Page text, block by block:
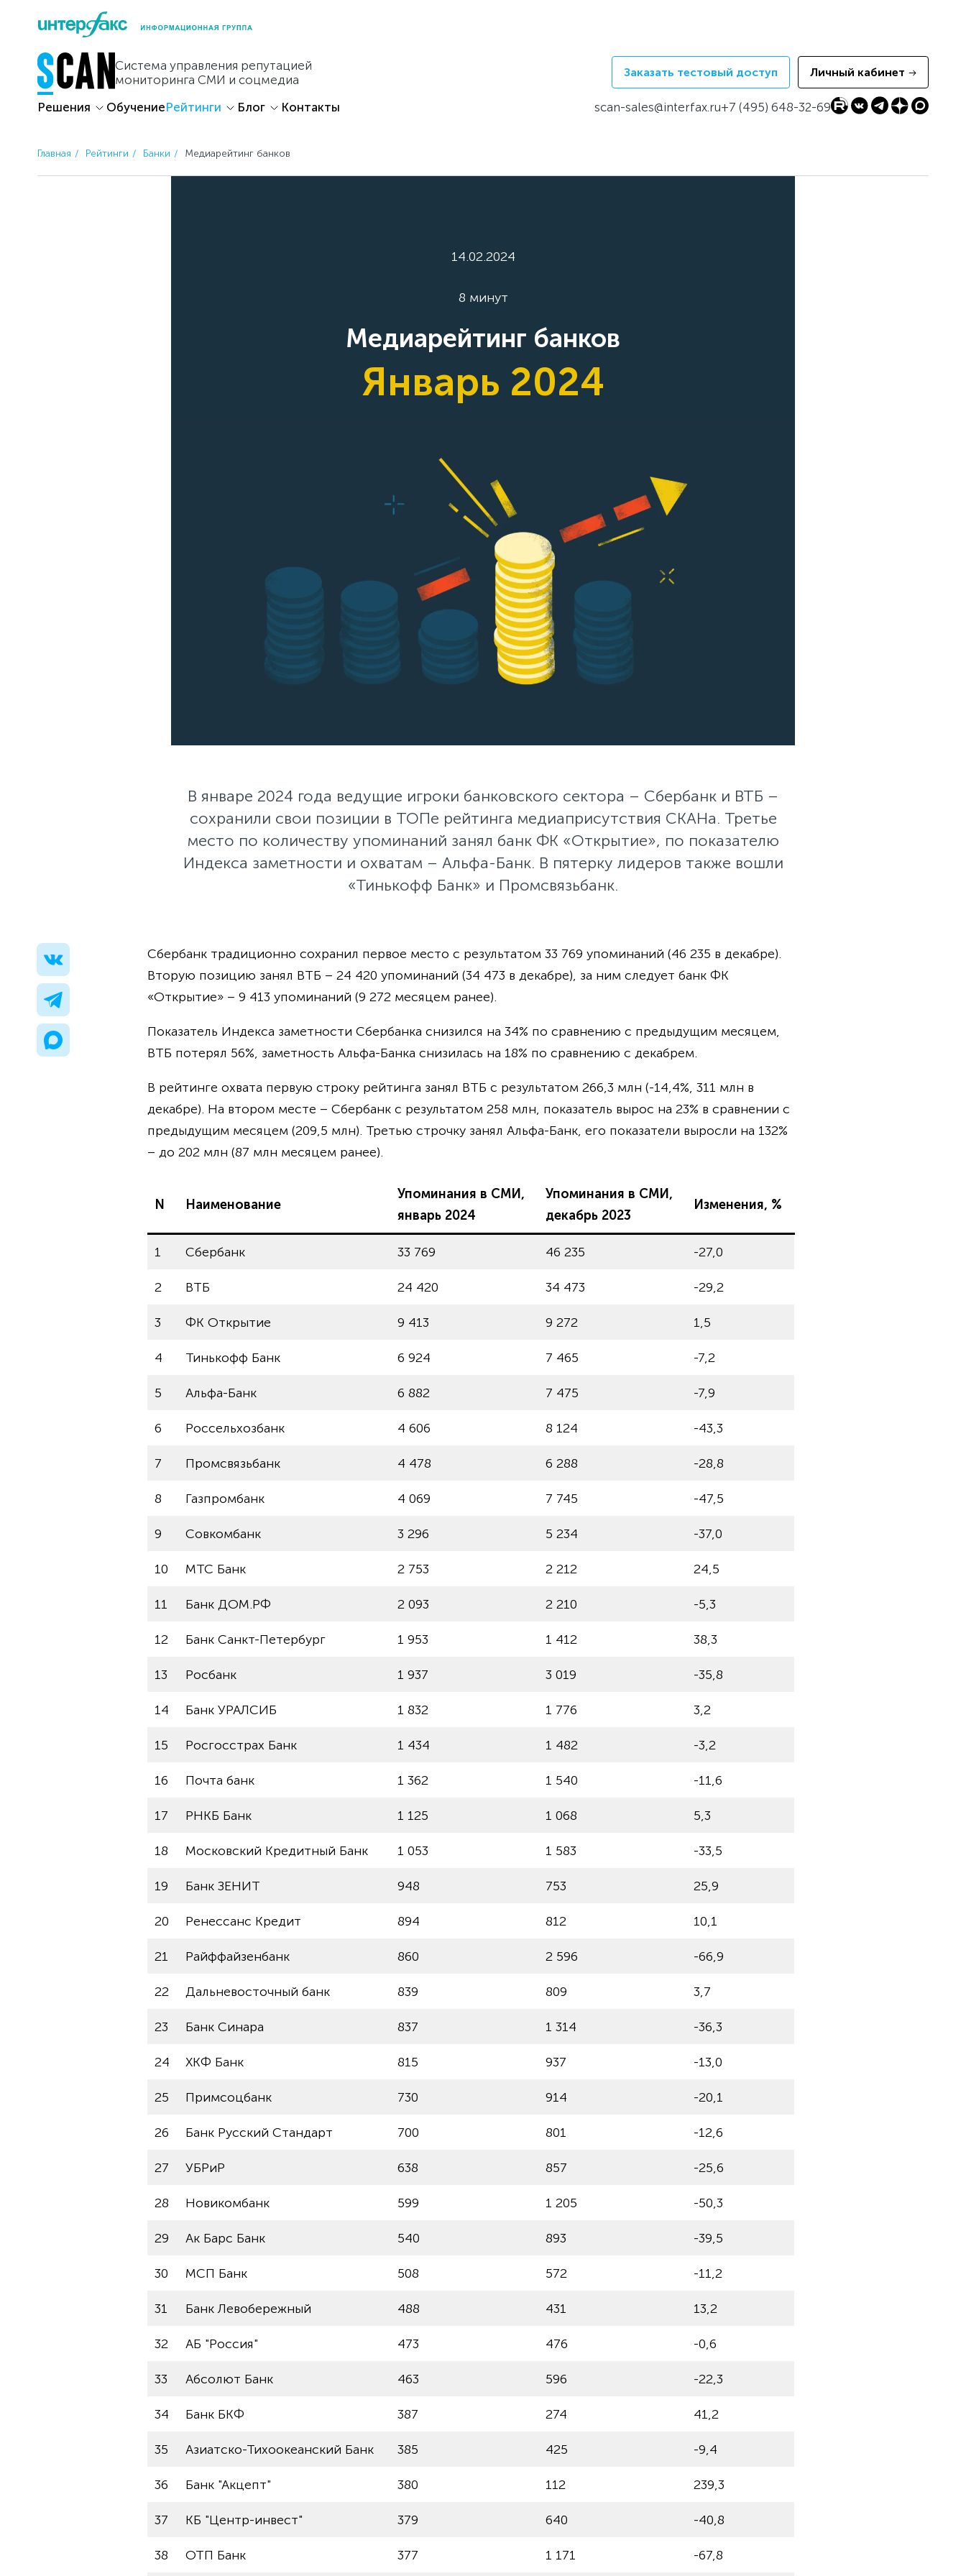
content
Система управления репутацией
мониторинга СМИ и соцмедиа
Заказать тестовый доступ Личный кабинет
Решения ОбучениеРейтинги Блог Контакты scan-sales@interfax.ru+7 (495) 648-32-69
Главная Рейтинги Банки Медиарейтинг банков
14.02.2024
8 минут
Медиарейтинг банков
Январь 2024
В январе 2024 года ведущие игроки банковского сектора – Сбербанк и ВТБ –
сохранили свои позиции в ТОПе рейтинга медиаприсутствия СКАНа. Третье
место по количеству упоминаний занял банк ФК «Открытие», по показателю
Индекса заметности и охватам – Альфа-Банк. В пятерку лидеров также вошли
«Тинькофф Банк» и Промсвязьбанк.
Сбербанк традиционно сохранил первое место c результатом 33 769 упоминаний (46 235 в декабре).
Вторую позицию занял ВТБ – 24 420 упоминаний (34 473 в декабре), за ним следует банк ФК
«Открытие» – 9 413 упоминаний (9 272 месяцем ранее).
Показатель Индекса заметности Сбербанка снизился на 34% по сравнению с предыдущим месяцем,
ВТБ потерял 56%, заметность Альфа-Банка снизилась на 18% по сравнению с декабрем.
В рейтинге охвата первую строку рейтинга занял ВТБ с результатом 266,3 млн (-14,4%, 311 млн в
декабре). На втором месте – Сбербанк с результатом 258 млн, показатель вырос на 23% в сравнении с
предыдущим месяцем (209,5 млн). Третью строчку занял Альфа-Банк, его показатели выросли на 132%
– до 202 млн (87 млн месяцем ранее).
N Наименование
Упоминания в СМИ,
январь 2024
Упоминания в СМИ,
декабрь 2023
Изменения, %
1 Сбербанк 33 769 46 235 -27,0
2 ВТБ 24 420 34 473 -29,2
3 ФК Открытие 9 413 9 272 1,5
4 Тинькофф Банк 6 924 7 465 -7,2
5 Альфа-Банк 6 882 7 475 -7,9
6 Россельхозбанк 4 606 8 124 -43,3
7 Промсвязьбанк 4 478 6 288 -28,8
8 Газпромбанк 4 069 7 745 -47,5
9 Совкомбанк 3 296 5 234 -37,0
10 МТС Банк 2 753 2 212 24,5
11 Банк ДОМ.РФ 2 093 2 210 -5,3
12 Банк Санкт-Петербург 1 953 1 412 38,3
13 Росбанк 1 937 3 019 -35,8
14 Банк УРАЛСИБ 1 832 1 776 3,2
15 Росгосстрах Банк 1 434 1 482 -3,2
16 Почта банк 1 362 1 540 -11,6
17 РНКБ Банк 1 125 1 068 5,3
18 Московский Кредитный Банк 1 053 1 583 -33,5
19 Банк ЗЕНИТ 948 753 25,9
20 Ренессанс Кредит 894 812 10,1
21 Райффайзенбанк 860 2 596 -66,9
22 Дальневосточный банк 839 809 3,7
23 Банк Синара 837 1 314 -36,3
24 ХКФ Банк 815 937 -13,0
25 Примсоцбанк 730 914 -20,1
26 Банк Русский Стандарт 700 801 -12,6
27 УБРиР 638 857 -25,6
28 Новикомбанк 599 1 205 -50,3
29 Ак Барс Банк 540 893 -39,5
30 МСП Банк 508 572 -11,2
31 Банк Левобережный 488 431 13,2
32 АБ "Россия" 473 476 -0,6
33 Абсолют Банк 463 596 -22,3
34 Банк БКФ 387 274 41,2
35 Азиатско-Тихоокеанский Банк 385 425 -9,4
36 Банк "Акцепт" 380 112 239,3
37 КБ "Центр-инвест" 379 640 -40,8
38 ОТП Банк 377 1 171 -67,8